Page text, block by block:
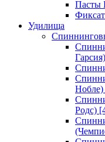
Пасты
Удилища
Гарсия)
Нобле)
Родс)